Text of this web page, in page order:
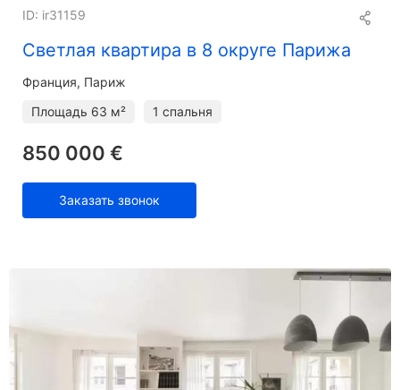
Светлая квартира в 8 округе Парижа
ID: ir31159
Франция, Париж
Площадь 63 м² 1 спальня
850 000 €
Заказать звонок